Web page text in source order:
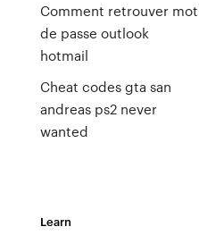
Comment retrouver mot
de passe outlook
hotmail
Cheat codes gta san
andreas ps2 never
wanted
Learn